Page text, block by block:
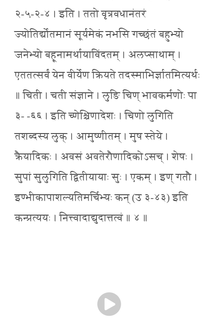
२-५-२-४ । इति । ततो वृत्रवधानंतरं
ज्योतिर्द्योतमानं सूर्यमेकं नभसि गच्छंतं बहुभ्यो
जनेभ्यो बहूनामर्थायाविंदतम् । अलप्साथाम् ।
एततत्सर्वं येन वीर्येण क्रियते तदस्माभिर्ज्ञातमित्यर्थः
॥ चिती । चती संज्ञाने । लुङि चिण् भावकर्मणोः पा
३- -६६ । इति च्णेश्चिणादेशः । चिणो लुगिति
तशब्दस्य लुक् । आमुष्णीतम् । मुष स्तेये ।
क्रैयादिकः । अवसं अवतेरौणादिकोऽसच् । शेषः ।
सुपां सुलुगिति द्वितीयायाः सुः । एकम् । इण् गतौ ।
इण्भीकापाशल्यतिमर्चिभ्यः कन् (उ ३-४३) इति
कन्प्रत्ययः । नित्त्वादाद्युदात्तत्वं ॥ ४ ॥